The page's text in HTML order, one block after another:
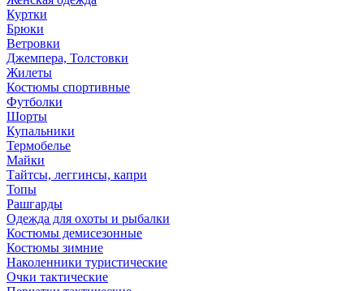
Куртки
Брюки
Ветровки
Джемпера, Толстовки
Жилеты
Костюмы спортивные
Футболки
Шорты
Купальники
Термобелье
Майки
Тайтсы, леггинсы, капри
Топы
Рашгарды
Одежда для охоты и рыбалки
Костюмы демисезонные
Костюмы зимние
Наколенники туристические
Очки тактические